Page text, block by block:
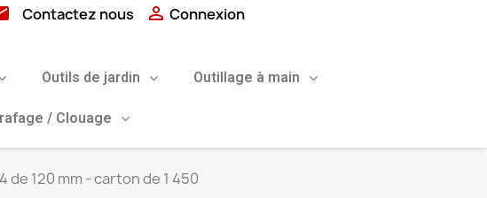
Contactez nous  Connexion
Outils de jardin Outillage à main
/ Clouage
de 120 mm - carton de 1 450